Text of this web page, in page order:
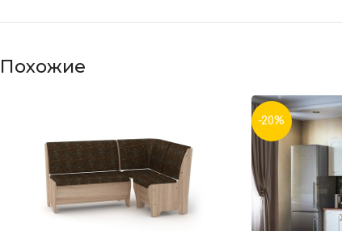
Похожие
-20%